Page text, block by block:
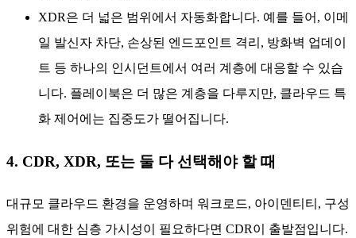
XDR은 더 넓은 범위에서 자동화합니다. 예를 들어, 이메
일 발신자 차단, 손상된 엔드포인트 격리, 방화벽 업데이
트 등 하나의 인시던트에서 여러 계층에 대응할 수 있습
니다. 플레이북은 더 많은 계층을 다루지만, 클라우드 특
화 제어에는 집중도가 떨어집니다.
4. CDR, XDR, 또는 둘 다 선택해야 할 때
대규모 클라우드 환경을 운영하며 워크로드, 아이덴티티, 구성
위험에 대한 심층 가시성이 필요하다면 CDR이 출발점입니다.